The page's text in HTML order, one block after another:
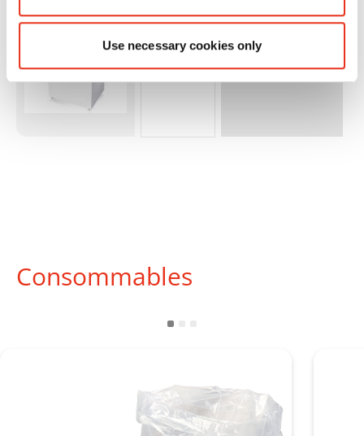
Use necessary cookies only
Consommables